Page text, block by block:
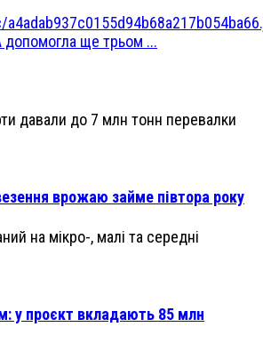
допомогла ще трьом ...
врожаю займе півтора року
у проєкт вкладають 85 млн